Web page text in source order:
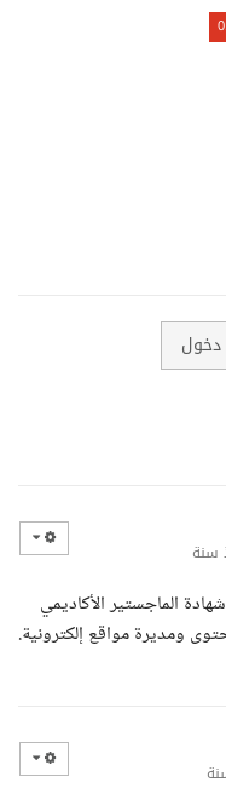
دخول
سنة
الماجستير الأكاديمي
ومديرة مواقع إلكترونية.